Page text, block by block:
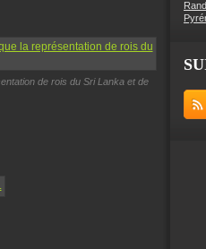
de rois du Sri Lanka et de